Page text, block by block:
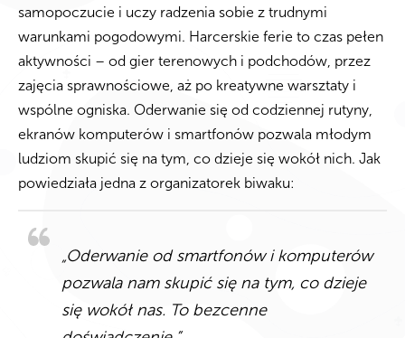
samopoczucie i uczy radzenia sobie z trudnymi
warunkami pogodowymi. Harcerskie ferie to czas pełen
aktywności – od gier terenowych i podchodów, przez
zajęcia sprawnościowe, aż po kreatywne warsztaty i
wspólne ogniska. Oderwanie się od codziennej rutyny,
ekranów komputerów i smartfonów pozwala młodym
ludziom skupić się na tym, co dzieje się wokół nich. Jak
powiedziała jedna z organizatorek biwaku:
„Oderwanie od smartfonów i komputerów
pozwala nam skupić się na tym, co dzieje
się wokół nas. To bezcenne